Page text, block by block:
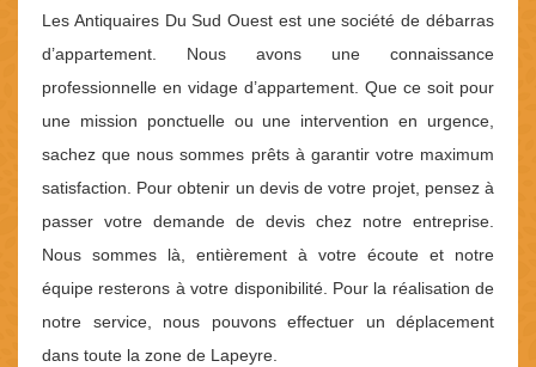
Les Antiquaires Du Sud Ouest est une société de débarras
d’appartement. Nous avons une connaissance
professionnelle en vidage d’appartement. Que ce soit pour
une mission ponctuelle ou une intervention en urgence,
sachez que nous sommes prêts à garantir votre maximum
satisfaction. Pour obtenir un devis de votre projet, pensez à
passer votre demande de devis chez notre entreprise.
Nous sommes là, entièrement à votre écoute et notre
équipe resterons à votre disponibilité. Pour la réalisation de
notre service, nous pouvons effectuer un déplacement
dans toute la zone de Lapeyre.